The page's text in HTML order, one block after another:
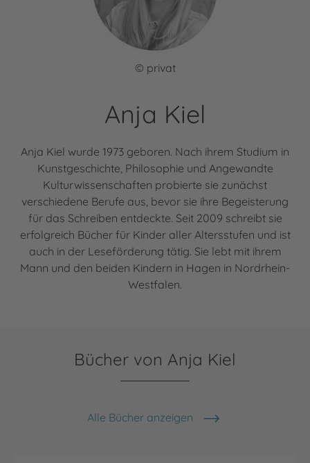
© privat
Anja Kiel
Anja Kiel wurde 1973 geboren. Nach ihrem Studium in
Kunstgeschichte, Philosophie und Angewandte
Kulturwissenschaften probierte sie zunächst
verschiedene Berufe aus, bevor sie ihre Begeisterung
für das Schreiben entdeckte. Seit 2009 schreibt sie
erfolgreich Bücher für Kinder aller Altersstufen und ist
auch in der Leseförderung tätig. Sie lebt mit ihrem
Mann und den beiden Kindern in Hagen in Nordrhein-
Westfalen.
Bücher von Anja Kiel
Alle Bücher anzeigen